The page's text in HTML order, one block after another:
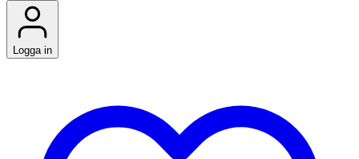
Logga in